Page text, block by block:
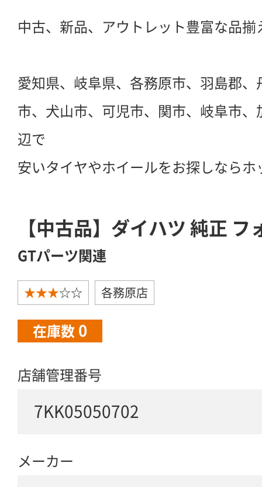
中古、新品、アウトレット豊富な品揃
愛知県、岐阜県、各務原市、羽島郡
市、犬山市、可児市、関市、岐阜市
辺で
安いタイヤやホイールをお探しなら
【中古品】ダイハツ 純正 フ
GTパーツ関連
★★★☆☆ 各務原店
在庫数 0
店舗管理番号
7KK05050702
メーカー